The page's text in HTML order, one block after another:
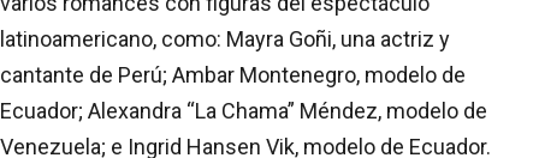
latinoamericano, como: Mayra Goñi, una actriz y
cantante de Perú; Ambar Montenegro, modelo de
Ecuador; Alexandra “La Chama” Méndez, modelo de
Venezuela; e Ingrid Hansen Vik, modelo de Ecuador.